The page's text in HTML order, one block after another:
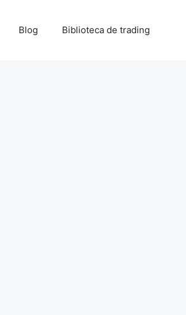
Blog Biblioteca de trading